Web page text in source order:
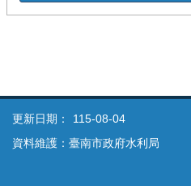
更新日期：
115-08-04
資料維護：臺南市政府水利局